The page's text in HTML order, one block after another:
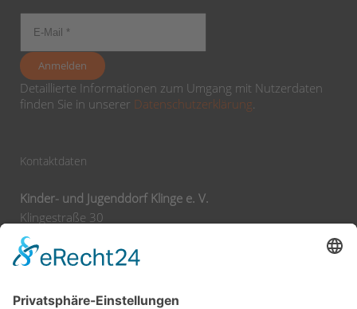
Detaillierte Informationen zum Umgang mit Nutzerdaten
finden Sie in unserer Datenschutzerklärung.
Kontaktdaten
Kinder- und Jugenddorf Klinge e. V.
Klingestraße 30
74743 Seckach
Tel:
+49 62 92 78 0